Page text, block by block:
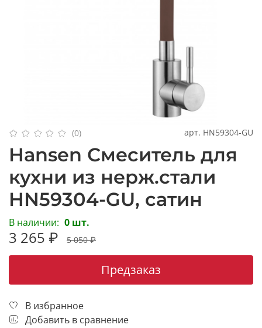
(0) арт. HN59304-GU
Hansen Смеситель для
кухни из нерж.стали
HN59304-GU, сатин
В наличии: 0 шт.
3 265 ₽ 5 050 ₽
Предзаказ
В избранное
Добавить в сравнение